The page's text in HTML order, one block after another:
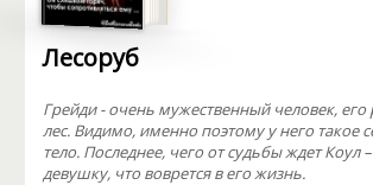
Лесоруб
Грейди - очень мужественный человек, его
лес. Видимо, именно поэтому у него такое
тело. Последнее, чего от судьбы ждет Коул
девушку, что воврется в его жизнь.